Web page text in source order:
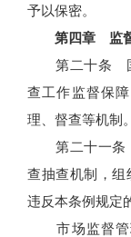
予以保密。
第四章 监
第二十条 国
查工作监督保
理、督查等机制。
第二十一条
查抽查机制，组
违反本条例规定
市场监督管